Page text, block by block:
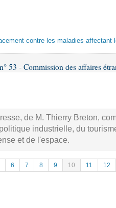
contre les maladies affectant
53 - Commission des affaires
de M. Thierry Breton,
industrielle, du
et de l'espace.
6 7 8 9 10 11
12